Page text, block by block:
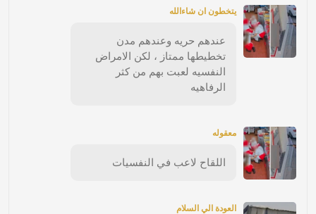
يتخطون ان شاءالله
عندهم حريه وعندهم مدن
تخطيطها ممتاز ، لكن الامراض
النفسيه لعبت بهم من كثر
الرفاهيه
معقوله
اللقاح لاعب في النفسيات
العودة الي السلام